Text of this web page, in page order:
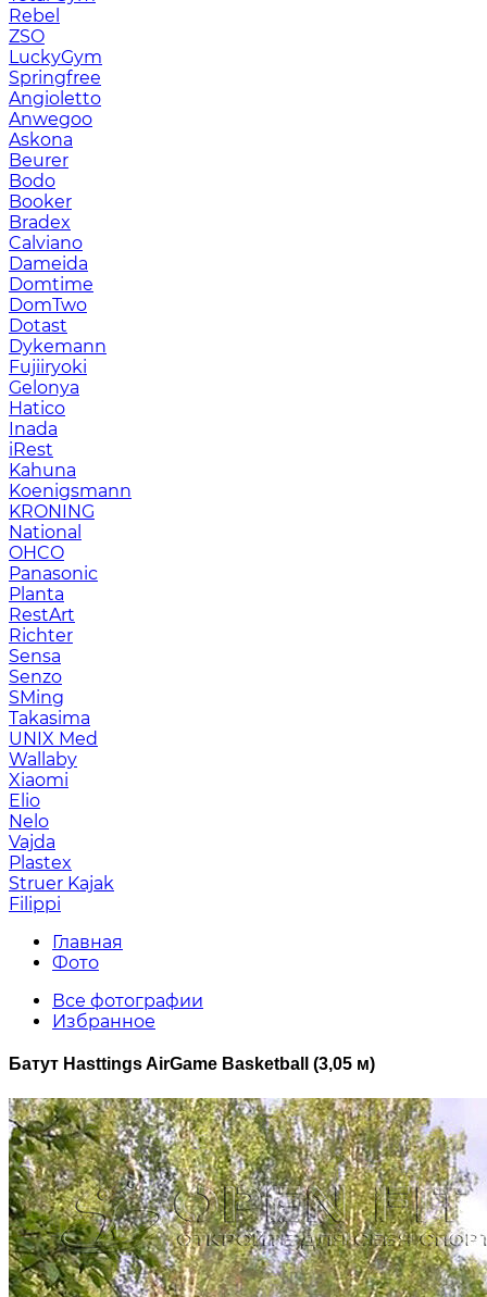
Rebel
ZSO
LuckyGym
Springfree
Angioletto
Anwegoo
Askona
Beurer
Bodo
Booker
Bradex
Calviano
Dameida
Domtime
DomTwo
Dotast
Dykemann
Fujiiryoki
Gelonya
Hatico
Inada
iRest
Kahuna
Koenigsmann
KRONING
National
OHCO
Panasonic
Planta
RestArt
Richter
Sensa
Senzo
SMing
Takasima
UNIX Med
Wallaby
Xiaomi
Elio
Nelo
Vajda
Plastex
Struer Kajak
Filippi
Главная
Фото
Все фотографии
Избранное
Батут Hasttings AirGame Basketball (3,05 м)